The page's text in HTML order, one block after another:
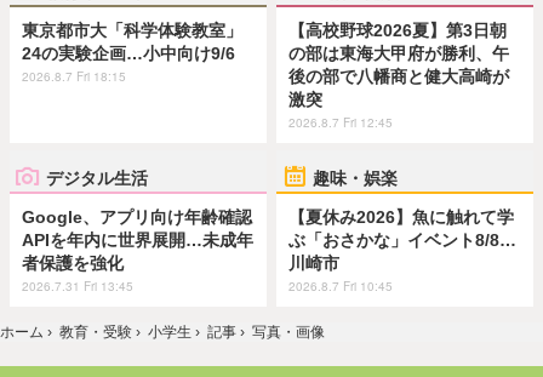
東京都市大「科学体験教室」
24の実験企画…小中向け9/6
2026.8.7 Fri 18:15
【高校野球2026夏】第3日朝
の部は東海大甲府が勝利、午
後の部で八幡商と健大高崎が
激突
2026.8.7 Fri 12:45
デジタル生活
Google、アプリ向け年齢確認
APIを年内に世界展開…未成年
者保護を強化
2026.7.31 Fri 13:45
趣味・娯楽
【夏休み2026】魚に触れて学
ぶ「おさかな」イベント8/8…
川崎市
2026.8.7 Fri 10:45
ホーム › 教育・受験 › 小学生 › 記事 › 写真・画像